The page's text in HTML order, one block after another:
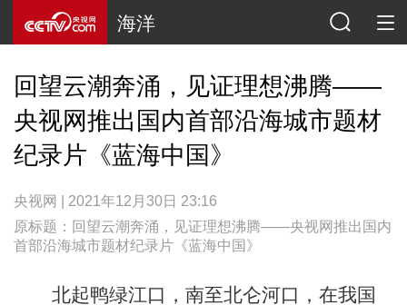
海洋
回望云潮奔涌，见证理想沸腾——
央视网推出国内首部沿海城市题材
纪录片《蓝海中国》
央视网 | 2021年12月30日 23:16
原标题：回望云潮奔涌，见证理想沸腾——央视网推出国内
首部沿海城市题材纪录片《蓝海中国》
北起鸭绿江口，南至北仑河口，在我国